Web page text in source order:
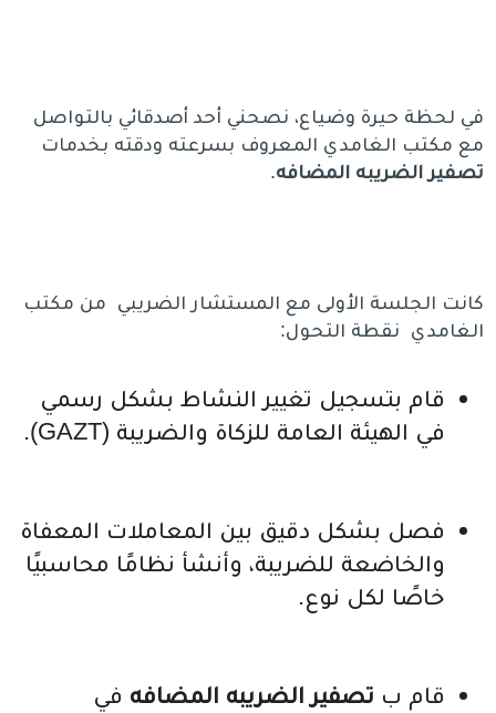
في لحظة حيرة وضياع، نصحني أحد أصدقائي بالتواصل
مع مكتب الغامدي المعروف بسرعته ودقته بخدمات
تصفير الضريبه المضافه.
كانت الجلسة الأولى مع المستشار الضريبي من مكتب
الغامدي نقطة التحول:
قام بتسجيل تغيير النشاط بشكل رسمي
في الهيئة العامة للزكاة والضريبة (GAZT).
فصل بشكل دقيق بين المعاملات المعفاة
والخاضعة للضريبة، وأنشأ نظامًا محاسبيًا
خاصًا لكل نوع.
قام ب تصفير الضريبه المضافه في